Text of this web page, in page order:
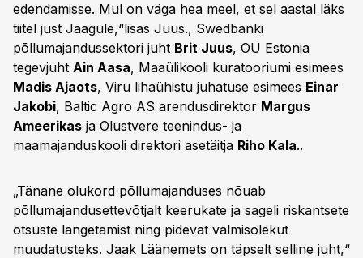
edendamisse. Mul on väga hea meel, et sel aastal läks
tiitel just Jaagule,“lisas Juus., Swedbanki
põllumajandussektori juht Brit Juus, OÜ Estonia
tegevjuht Ain Aasa, Maaülikooli kuratooriumi esimees
Madis Ajaots, Viru lihaühistu juhatuse esimees Einar
Jakobi, Baltic Agro AS arendusdirektor Margus
Ameerikas ja Olustvere teenindus- ja
maamajanduskooli direktori asetäitja Riho Kala..
„Tänane olukord põllumajanduses nõuab
põllumajandusettevõtjalt keerukate ja sageli riskantsete
otsuste langetamist ning pidevat valmisolekut
muudatusteks. Jaak Läänemets on täpselt selline juht,“